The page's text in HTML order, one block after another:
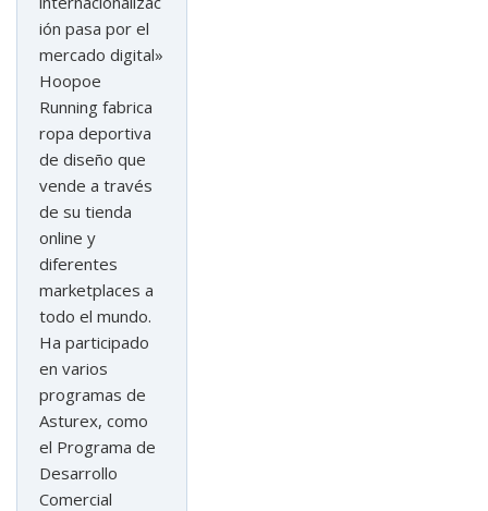
ión pasa por el
mercado digital»
Hoopoe
Running fabrica
ropa deportiva
de diseño que
vende a través
de su tienda
online y
diferentes
marketplaces a
todo el mundo.
Ha participado
en varios
programas de
Asturex, como
el Programa de
Desarrollo
Comercial